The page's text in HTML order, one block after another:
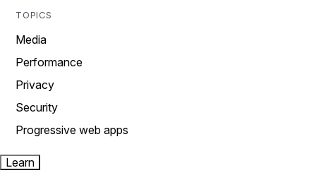
TOPICS
Media
Performance
Privacy
Security
Progressive web apps
Learn